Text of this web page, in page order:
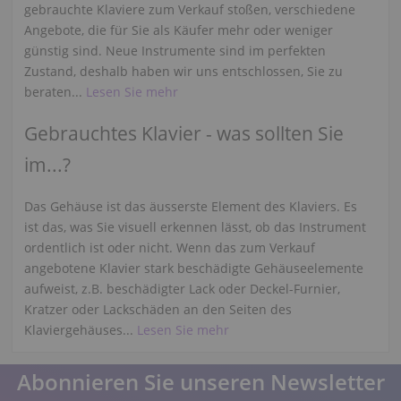
gebrauchte Klaviere zum Verkauf stoßen, verschiedene
Angebote, die für Sie als Käufer mehr oder weniger
günstig sind. Neue Instrumente sind im perfekten
Zustand, deshalb haben wir uns entschlossen, Sie zu
beraten... Lesen Sie mehr
Gebrauchtes Klavier - was sollten Sie
im...?
Das Gehäuse ist das äusserste Element des Klaviers. Es
ist das, was Sie visuell erkennen lässt, ob das Instrument
ordentlich ist oder nicht. Wenn das zum Verkauf
angebotene Klavier stark beschädigte Gehäuseelemente
aufweist, z.B. beschädigter Lack oder Deckel-Furnier,
Kratzer oder Lackschäden an den Seiten des
Klaviergehäuses... Lesen Sie mehr
Abonnieren Sie unseren Newsletter